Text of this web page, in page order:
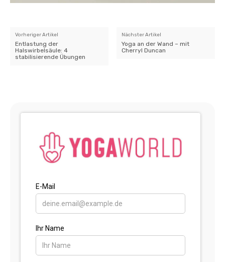
Vorheriger Artikel
Entlastung der
Halswirbelsäule: 4
stabilisierende Übungen
Nächster Artikel
Yoga an der Wand – mit
Cherryl Duncan